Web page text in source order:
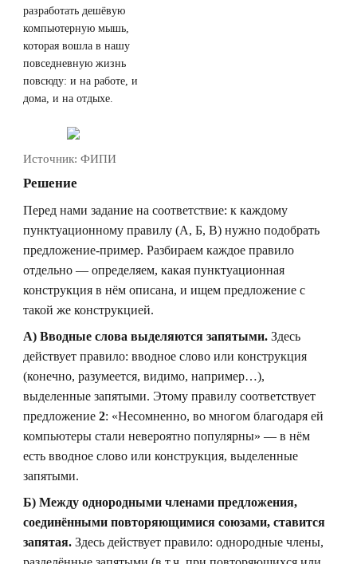
разработать дешёвую
компьютерную мышь,
которая вошла в нашу
повседневную жизнь
повсюду: и на работе, и
дома, и на отдыхе.
Источник: ФИПИ
Решение
Перед нами задание на соответствие: к каждому
пунктуационному правилу (А, Б, В) нужно подобрать
предложение-пример. Разбираем каждое правило
отдельно — определяем, какая пунктуационная
конструкция в нём описана, и ищем предложение с
такой же конструкцией.
А) Вводные слова выделяются запятыми. Здесь
действует правило: вводное слово или конструкция
(конечно, разумеется, видимо, например…),
выделенные запятыми. Этому правилу соответствует
предложение 2: «Несомненно, во многом благодаря ей
компьютеры стали невероятно популярны» — в нём
есть вводное слово или конструкция, выделенные
запятыми.
Б) Между однородными членами предложения,
соединёнными повторяющимися союзами, ставится
запятая. Здесь действует правило: однородные члены,